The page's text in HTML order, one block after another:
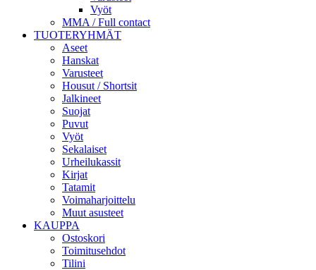
Vyöt
MMA / Full contact
TUOTERYHMÄT
Aseet
Hanskat
Varusteet
Housut / Shortsit
Jalkineet
Suojat
Puvut
Vyöt
Sekalaiset
Urheilukassit
Kirjat
Tatamit
Voimaharjoittelu
Muut asusteet
KAUPPA
Ostoskori
Toimitusehdot
Tilini